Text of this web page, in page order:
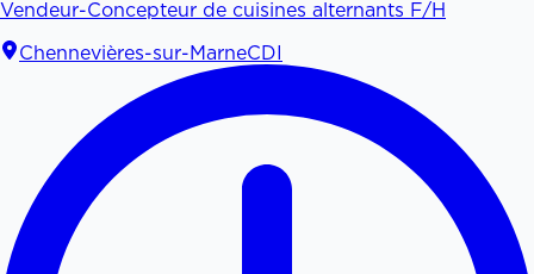
Vendeur-Concepteur de cuisines alternants F/H
Chennevières-sur-MarneCDI